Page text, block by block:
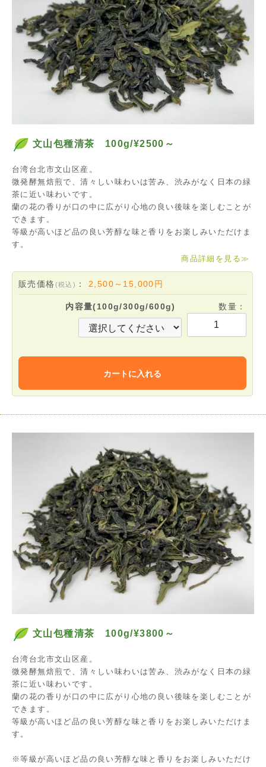
文山包種清茶 100g/¥2500～
台湾台北市文山区産。
微発酵無焙煎で、清々しい味わいは苦み、渋みがなく日本の緑
茶に近い味わいです。
蘭の花の香りが口の中に広がり心地の良い後味を楽しむことが
できます。
等級が高いほど品の良い芳醇な味と香りをお楽しみいただけま
す。
商品詳細を見る≫
販売価格 (税込) ： 2,500～15,000円
内容量(100g/300g/600g) 数量：
カートに入れる
文山包種清茶 100g/¥3800～
台湾台北市文山区産。
微発酵無焙煎で、清々しい味わいは苦み、渋みがなく日本の緑
茶に近い味わいです。
蘭の花の香りが口の中に広がり心地の良い後味を楽しむことが
できます。
等級が高いほど品の良い芳醇な味と香りをお楽しみいただけま
す。
※等級が高いほど品の良い芳醇な味と香りをお楽しみいただけ